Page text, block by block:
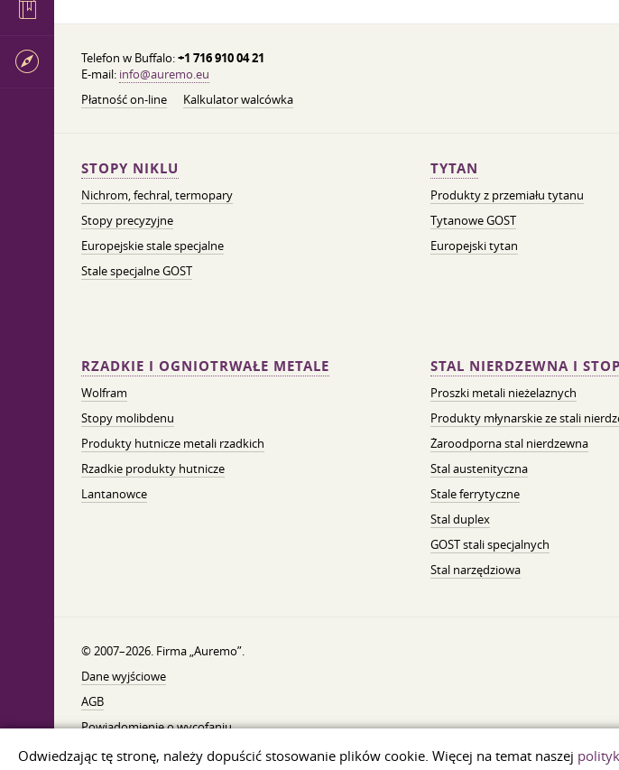
Odwiedzając tę ​​stronę, należy dopuścić stosowanie plików cookie. Więcej na temat naszej
Telefon w Buffalo:+1 716 910 04 21
E-mail: info@auremo.eu
Płatność on-line
Kalkulator walcówka
STOPY NIKLU
Nichrom, fechral, termopary
Stopy precyzyjne
Europejskie stale specjalne
Stale specjalne GOST
TYTAN
Produkty z przemiału tytanu
Tytanowe GOST
Europejski tytan
RZADKIE I OGNIOTRWAŁE METALE
Wolfram
Stopy molibdenu
Produkty hutnicze metali rzadkich
Rzadkie produkty hutnicze
Lantanowce
STAL NIERDZEWNA I
Proszki metali nieżelaznych
Produkty młynarskie ze stali
Żaroodporna stal nierdzewna
Stal austenityczna
Stale ferrytyczne
Stal duplex
GOST stali specjalnych
Stal narzędziowa
© 2007–2026. Firma „Auremo”.
Dane wyjściowe
AGB
Powiadomienie o wycofaniu
Ochrona danych